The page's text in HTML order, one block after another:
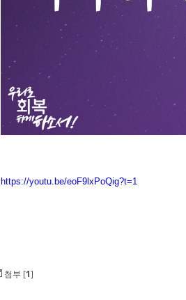
https://youtu.be/eoF9lxPoQig?t=1
첨부 [1]